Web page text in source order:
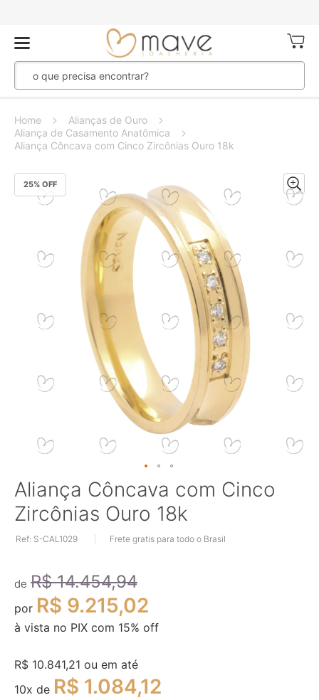
Meu
Home
Alianças de Ouro
Aliança de Casamento Anatômica
Aliança Côncava com Cinco Zircônias Ouro 18k
25% OFF
Pular
para
o
imagens
Saltar
para
o
da
imagens
Aliança Côncava com Cinco
Zircônias Ouro 18k
Ref: S-CAL1029 Frete gratis para todo o Brasil
de R$ 14.454,94
por R$ 9.215,02
à vista no PIX com 15% off
R$ 10.841,21 ou em até
10x de R$ 1.084,12